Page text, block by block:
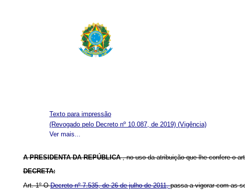
Texto para impressão
Ver mais...
(Revogado pelo Decreto nº 10.087, de 2019) (Vigência)
A PRESIDENTA DA REPÚBLICA, no uso da atribuição que lhe confere o
DECRETA:
Art. 1º ODecreto nº 7.535, de 26 de julho de 2011,passa a vigorar com as